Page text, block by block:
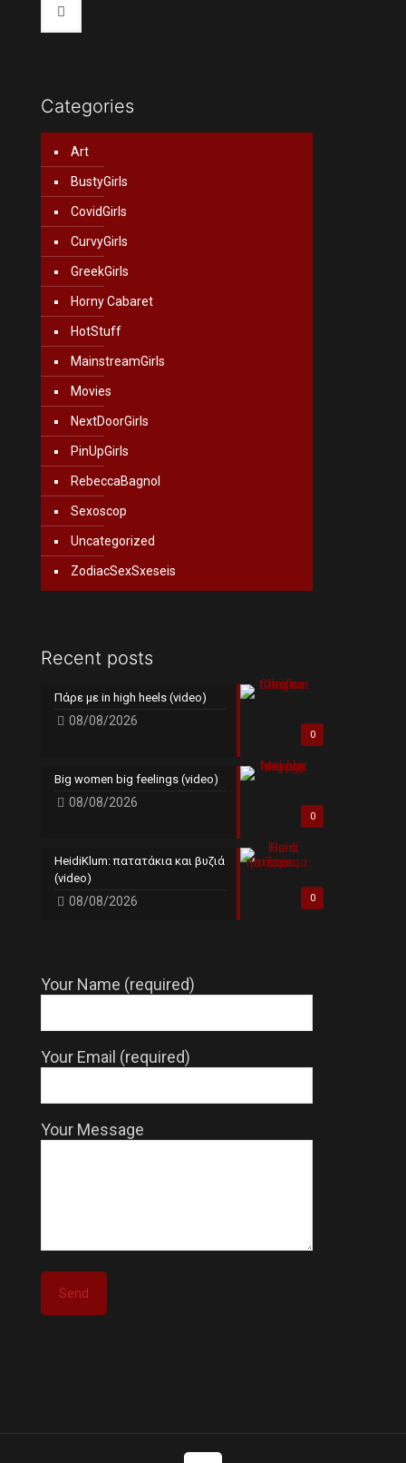
Categories
Art
BustyGirls
CovidGirls
CurvyGirls
GreekGirls
Horny Cabaret
HotStuff
MainstreamGirls
Movies
NextDoorGirls
PinUpGirls
RebeccaBagnol
Sexoscop
Uncategorized
ZodiacSexSxeseis
Recent posts
0
Πάρε με in high heels (video)
08/08/2026
0
Big women big feelings (video)
08/08/2026
0
HeidiKlum: πατατάκια και βυζιά
(video)
08/08/2026
Your Name (required)
Your Email (required)
Your Message